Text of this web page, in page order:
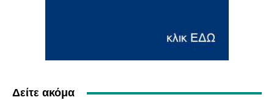
Δείτε ακόμα